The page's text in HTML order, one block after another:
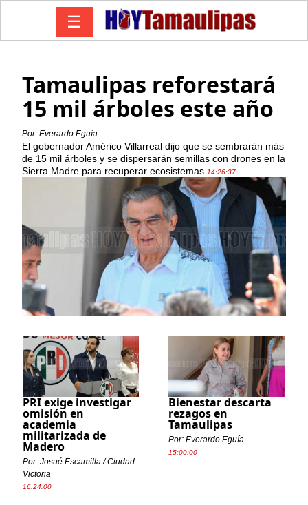
☰
Tamaulipas reforestará
15 mil árboles este año
Por: Everardo Eguía
El gobernador Américo Villarreal dijo que se sembrarán más
de 15 mil árboles y se dispersarán semillas con drones en la
Sierra Madre para recuperar ecosistemas 14:26:37
PRI exige investigar
omisión en
academia
militarizada de
Madero
Por: Josué Escamilla / Ciudad
Victoria
16:24:00
Bienestar descarta
rezagos en
Tamaulipas
Por: Everardo Eguía
15:00:00